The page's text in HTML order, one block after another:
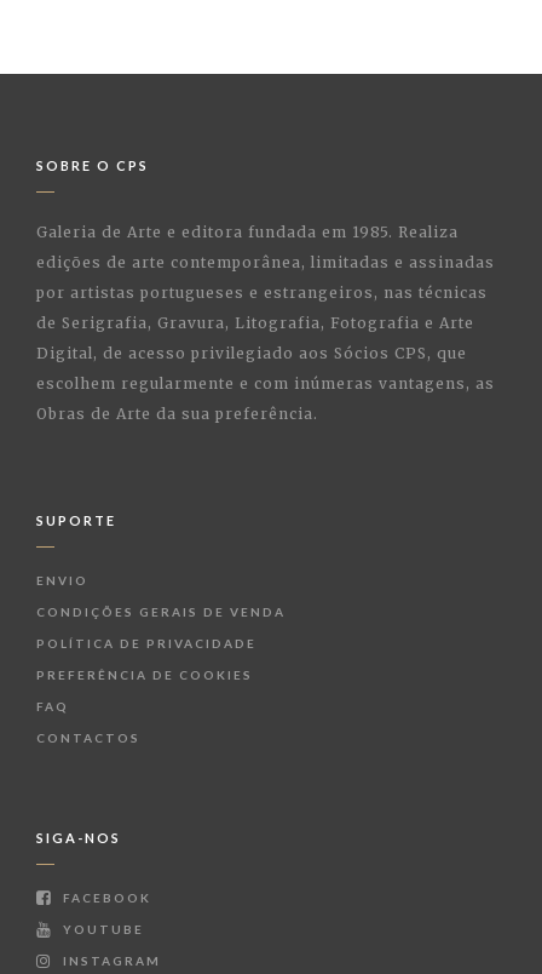
SOBRE O CPS
Galeria de Arte e editora fundada em 1985. Realiza
edições de arte contemporânea, limitadas e assinadas
por artistas portugueses e estrangeiros, nas técnicas
de Serigrafia, Gravura, Litografia, Fotografia e Arte
Digital, de acesso privilegiado aos Sócios CPS, que
escolhem regularmente e com inúmeras vantagens, as
Obras de Arte da sua preferência.
SUPORTE
ENVIO
CONDIÇÕES GERAIS DE VENDA
POLÍTICA DE PRIVACIDADE
PREFERÊNCIA DE COOKIES
FAQ
CONTACTOS
SIGA-NOS
FACEBOOK
YOUTUBE
INSTAGRAM